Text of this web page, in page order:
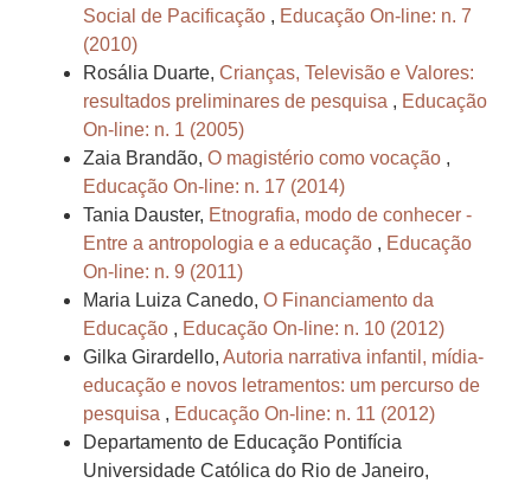
Social de Pacificação , Educação On-line: n. 7
(2010)
Rosália Duarte, Crianças, Televisão e Valores:
resultados preliminares de pesquisa , Educação
On-line: n. 1 (2005)
Zaia Brandão, O magistério como vocação ,
Educação On-line: n. 17 (2014)
Tania Dauster, Etnografia, modo de conhecer -
Entre a antropologia e a educação , Educação
On-line: n. 9 (2011)
Maria Luiza Canedo, O Financiamento da
Educação , Educação On-line: n. 10 (2012)
Gilka Girardello, Autoria narrativa infantil, mídia-
educação e novos letramentos: um percurso de
pesquisa , Educação On-line: n. 11 (2012)
Departamento de Educação Pontifícia
Universidade Católica do Rio de Janeiro,